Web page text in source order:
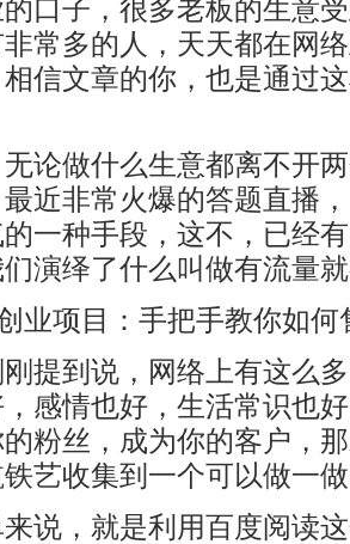
口子，很多老板的生意
常多的人，天天都在网
信文章的你，也是通过
论做什么生意都离不开
近非常火爆的答题直播
一种手段，这不，已经
演绎了什么叫做有流量
提到说，网络上有这么
感情也好，生活常识也
粉丝，成为你的客户，
艺收集到一个可以做一
说，就是利用百度阅读